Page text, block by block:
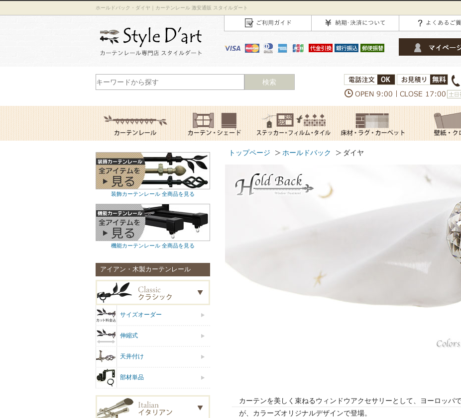
ホールドバック・ダイヤ｜カーテンレール 激安通販 スタイルダート
検索
トップページ ホールドバック ダイヤ
カーテンを美しく束ねるウィンドウアクセサリーとして、ヨーロッパ
が、カラーズオリジナルデザインで登場。
装飾カーテンレール 全商品を見る
機能カーテンレール 全商品を見る
アイアン・木製カーテンレール
サイズオーダー
伸縮式
天井付け
部材単品